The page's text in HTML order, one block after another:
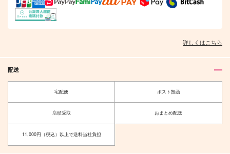
専売 944円
ハイキュー!!
影山飛雄×日向翔陽
サンプル
詳しくはこちら
配送
宅配便 ポスト投函
店頭受取 おまとめ配送
11,000円（税込）以上で送料当社負担